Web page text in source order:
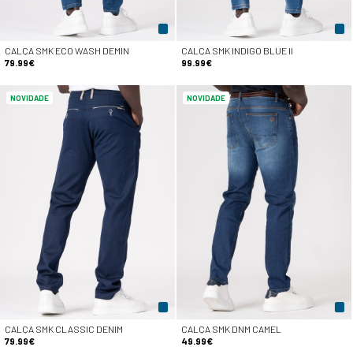
CALÇA SMK ECO WASH DEMIN
79.99€
CALÇA SMK INDIGO BLUE II
99.99€
NOVIDADE
CALÇA SMK CLASSIC DENIM
79.99€
NOVIDADE
CALÇA SMK DNM CAMEL
49.99€